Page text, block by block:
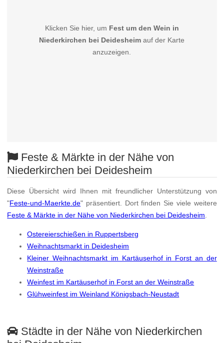
Klicken Sie hier, um Fest um den Wein in
Niederkirchen bei Deidesheim auf der Karte
anzuzeigen.
Feste & Märkte in der Nähe von
Niederkirchen bei Deidesheim
Diese Übersicht wird Ihnen mit freundlicher Unterstützung von
"Feste-und-Maerkte.de" präsentiert. Dort finden Sie viele weitere
Feste & Märkte in der Nähe von Niederkirchen bei Deidesheim
Ostereierschießen in Ruppertsberg
Weihnachtsmarkt in Deidesheim
Kleiner Weihnachtsmarkt im Kartäuserhof in Forst an der
Weinstraße
Weinfest im Kartäuserhof in Forst an der Weinstraße
Glühweinfest im Weinland Königsbach-Neustadt
Städte in der Nähe von Niederkirchen